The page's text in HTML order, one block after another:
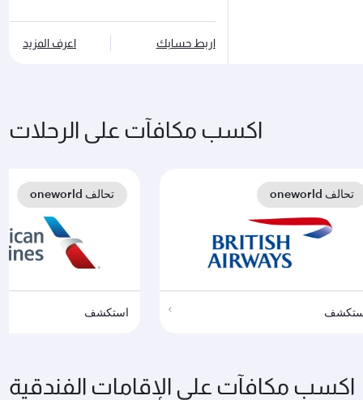
اربط حسابك اعرف المزيد
اكسب مكافآت على الرحلات
تحالف oneworld
استكشف
تحالف oneworld
اكسب مكافآت على الإقامات الفندقية